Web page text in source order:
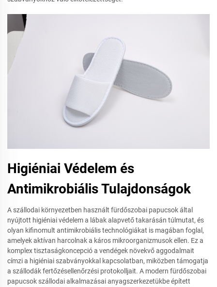
Higiéniai Védelem és
Antimikrobiális Tulajdonságok
A szállodai környezetben használt fürdőszobai papucsok által
nyújtott higiéniai védelem a lábak alapvető takarásán túlmutat, és
olyan kifinomult antimikrobiális technológiákat is magában foglal,
amelyek aktívan harcolnak a káros mikroorganizmusok ellen. Ez a
komplex tisztaságkoncepció a vendégek növekvő aggodalmait
címzi a higiéniai szabványokkal kapcsolatban, miközben támogatja
a szállodák fertőzésellenőrzési protokolljait. A modern fürdőszobai
papucsok szállodai alkalmazásai anyagszerkezetükbe épített